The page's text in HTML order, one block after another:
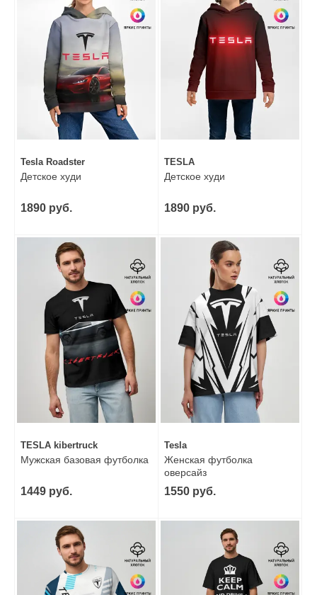
Tesla Roadster
Детское худи
1890 руб.
TESLA
Детское худи
1890 руб.
TESLA kibertruck
Мужская базовая футболка
1449 руб.
Tesla
Женская футболка
оверсайз
1550 руб.